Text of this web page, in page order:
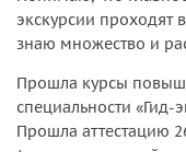
экскурсии проходят
знаю множество и
Прошла курсы
специальности «Гид-
Прошла аттестацию